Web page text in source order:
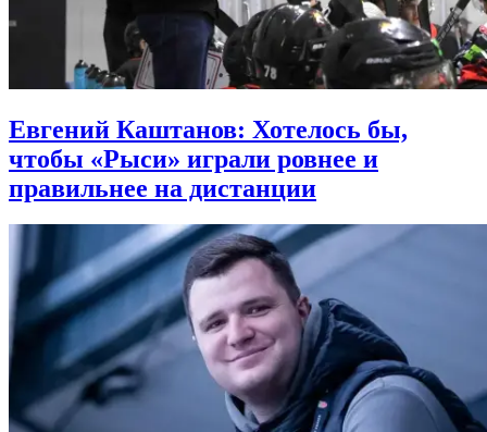
Евгений Каштанов: Хотелось бы,
чтобы «Рыси» играли ровнее и
правильнее на дистанции